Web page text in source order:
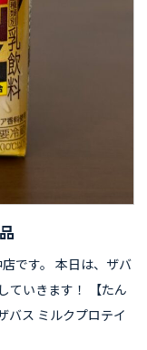
です。 本日は、ザバ
ていきます！ 【たん
バス ミルクプロテイ